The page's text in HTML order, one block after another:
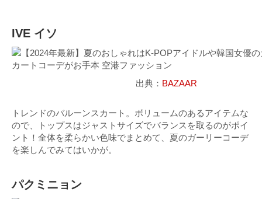
IVE イソ
出典： BAZAAR
トレンドのバルーンスカート。ボリュームのあるアイテムな
ので、トップスはジャストサイズでバランスを取るのがポイ
ント！全体を柔らかい色味でまとめて、夏のガーリーコーデ
を楽しんでみてはいかが。
パクミニョン